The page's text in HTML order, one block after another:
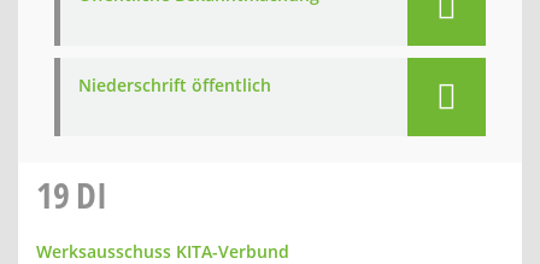
Niederschrift öffentlich
19DI
Werksausschuss KITA-Verbund